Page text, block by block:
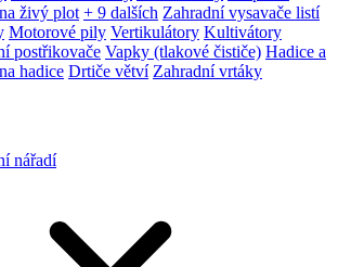
živý plot + 9 dalších Zahradní vysavače listí
Motorové pily Vertikulátory Kultivátory
postřikovače Vapky (tlakové čističe) Hadice a
hadice Drtiče větví Zahradní vrtáky
nářadí